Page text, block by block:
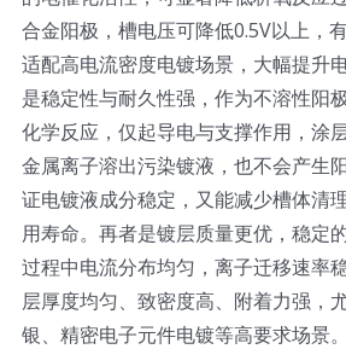
合金阳极，槽电压可降低0.5V以上，
适配高电流密度电镀场景，大幅提升
是稳定性与耐久性强，作为不溶性阳
化学反应，仅起导电与支撑作用，涂
金属离子溶出污染镀液，也不会产生
证电镀液成分稳定，又能减少槽体清
用寿命。再者是镀层质量更优，稳定
过程中电流分布均匀，离子迁移速率
层厚度均匀、致密度高、附着力强，
银、精密电子元件电镀等高要求场景。